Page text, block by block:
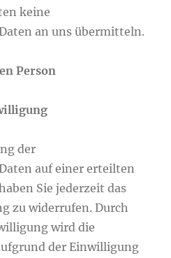
keine
an uns übermitteln.
Person
der
auf einer erteilten
Sie jederzeit das
zu widerrufen. Durch
wird die
der Einwilligung